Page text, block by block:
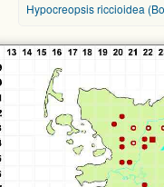
Hypocreopsis riccioidea